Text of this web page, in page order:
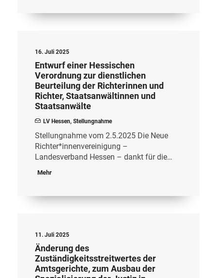
16. Juli 2025
Entwurf einer Hessischen
Verordnung zur dienstlichen
Beurteilung der Richterinnen und
Richter, Staatsanwältinnen und
Staatsanwälte
LV Hessen, Stellungnahme
Stellungnahme vom 2.5.2025 Die Neue
Richter*innenvereinigung –
Landesverband Hessen – dankt für die…
Mehr
11. Juli 2025
Änderung des
Zuständigkeitsstreitwertes der
Amtsgerichte, zum Ausbau der